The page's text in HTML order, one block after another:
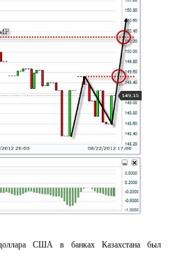
США в банках Казахстана был